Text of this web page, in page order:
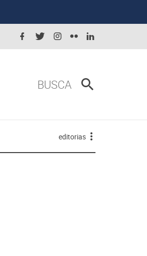
BUSCA
editorias